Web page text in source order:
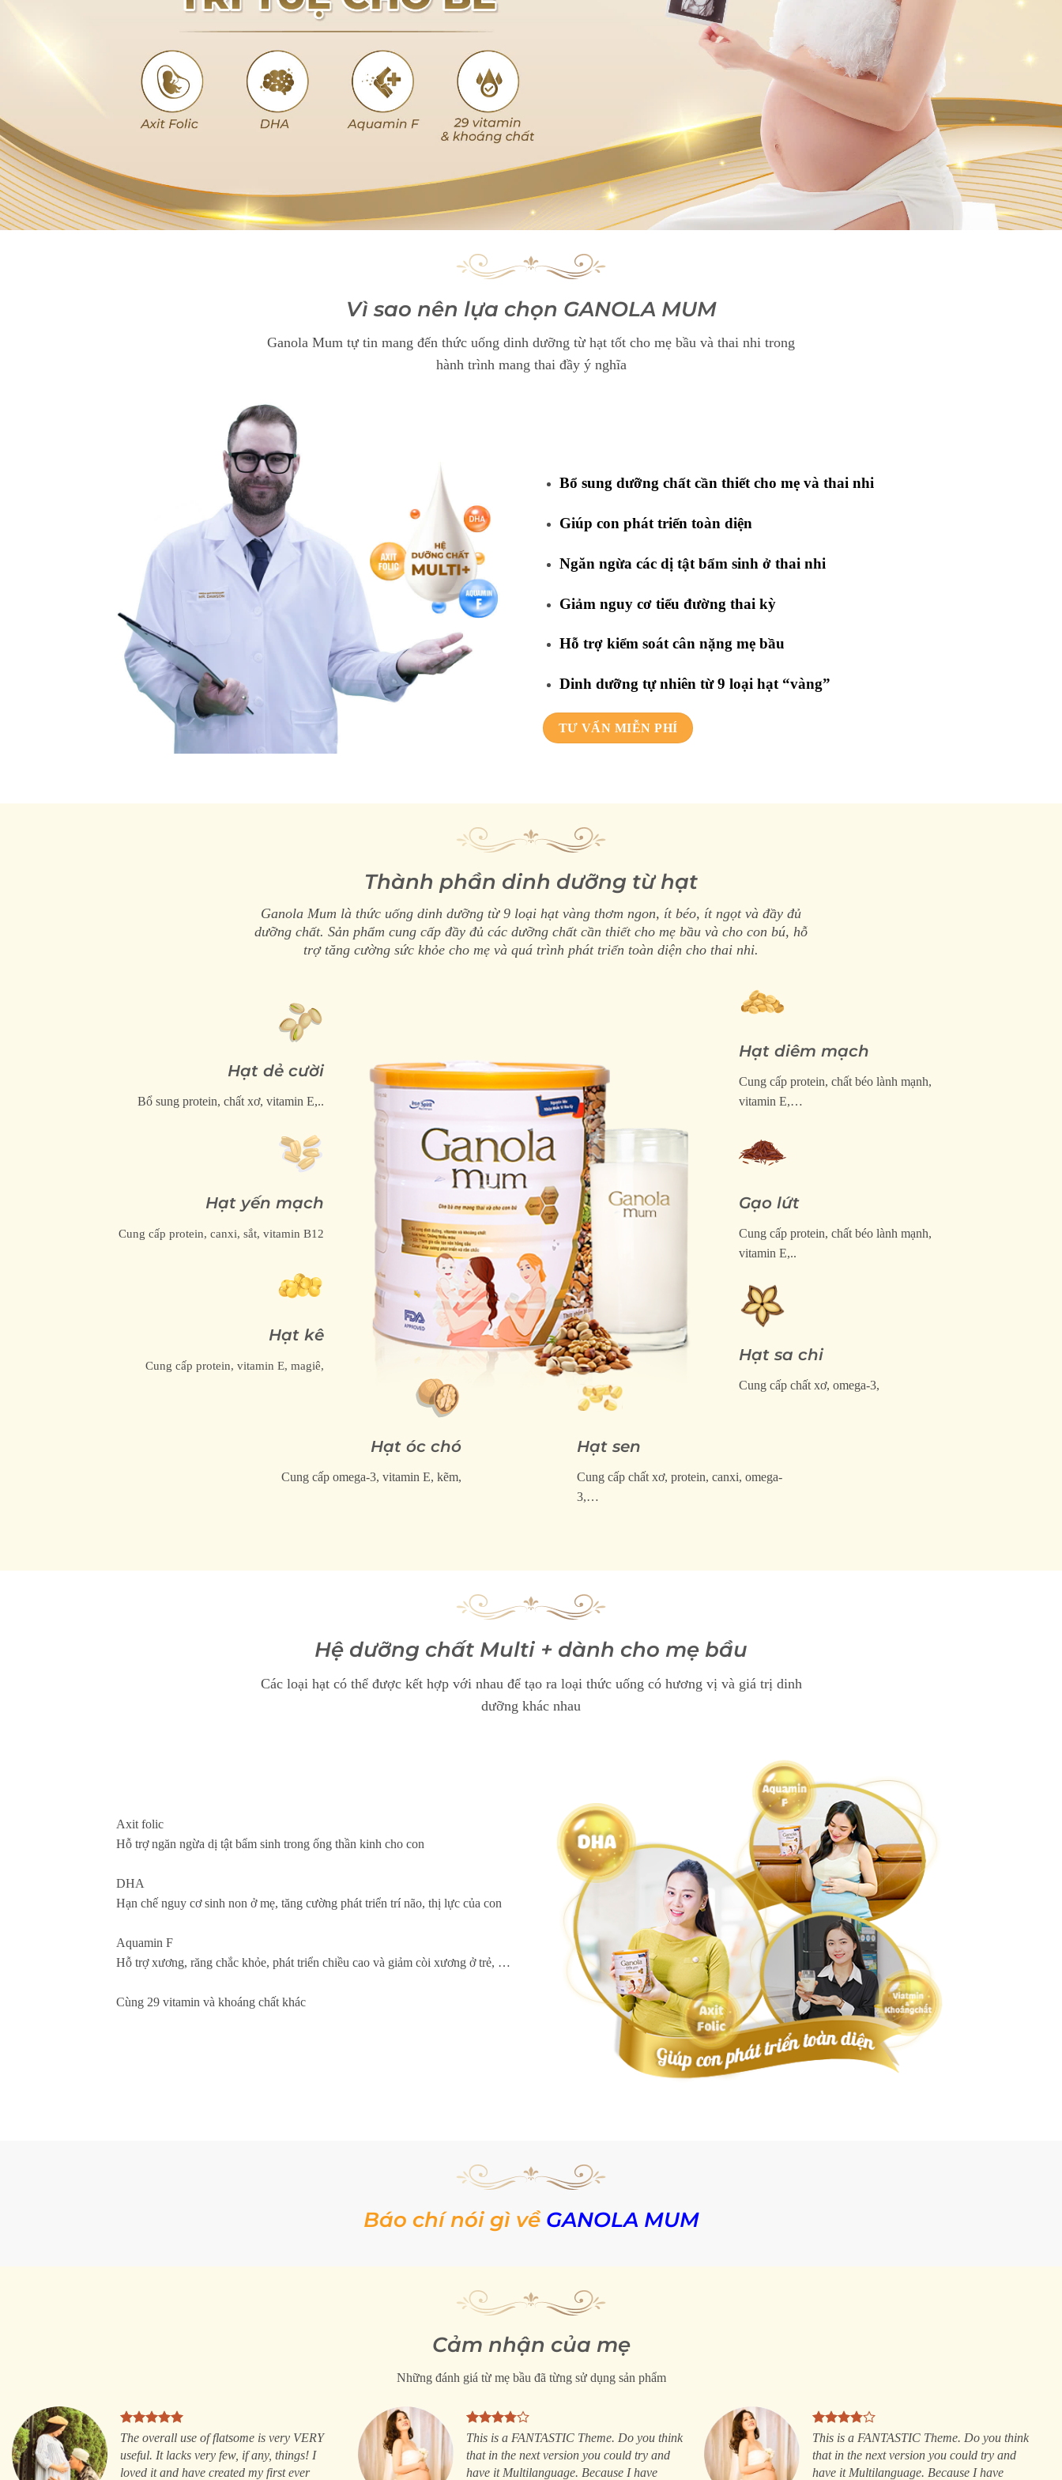
Vì sao nên lựa chọn GANOLA MUM
Ganola Mum tự tin mang đến thức uống dinh dưỡng từ hạt tốt cho mẹ bầu và thai nhi trong
hành trình mang thai đầy ý nghĩa
Bổ sung dưỡng chất cần thiết cho mẹ và thai nhi
Giúp con phát triển toàn diện
Ngăn ngừa các dị tật bẩm sinh ở thai nhi
Giảm nguy cơ tiểu đường thai kỳ
Hỗ trợ kiểm soát cân nặng mẹ bầu
Dinh dưỡng tự nhiên từ 9 loại hạt “vàng”
TƯ VẤN MIỄN PHÍ
Thành phần dinh dưỡng từ hạt
Ganola Mum là thức uống dinh dưỡng từ 9 loại hạt vàng thơm ngon, ít béo, ít ngọt và đầy đủ
dưỡng chất. Sản phẩm cung cấp đầy đủ các dưỡng chất cần thiết cho mẹ bầu và cho con bú, hỗ
trợ tăng cường sức khỏe cho mẹ và quá trình phát triển toàn diện cho thai nhi.
Hạt dẻ cười
Bổ sung protein, chất xơ, vitamin E,..
Hạt yến mạch
Cung cấp protein, canxi, sắt, vitamin B12
Hạt kê
Cung cấp protein, vitamin E, magiê,
Hạt diêm mạch
Cung cấp protein, chất béo lành mạnh,
vitamin E,…
Gạo lứt
Cung cấp protein, chất béo lành mạnh,
vitamin E,..
Hạt sa chi
Cung cấp chất xơ, omega-3,
Hạt óc chó
Cung cấp omega-3, vitamin E, kẽm,
Hạt sen
Cung cấp chất xơ, protein, canxi, omega-
3,…
Hệ dưỡng chất Multi + dành cho mẹ bầu
Các loại hạt có thể được kết hợp với nhau để tạo ra loại thức uống có hương vị và giá trị dinh
dưỡng khác nhau
Axit folic
Hỗ trợ ngăn ngừa dị tật bẩm sinh trong ống thần kinh cho con
DHA
Hạn chế nguy cơ sinh non ở mẹ, tăng cường phát triển trí não, thị lực của con
Aquamin F
Hỗ trợ xương, răng chắc khỏe, phát triển chiều cao và giảm còi xương ở trẻ, …
Cùng 29 vitamin và khoáng chất khác
Báo chí nói gì về GANOLA MUM
Cảm nhận của mẹ
Những đánh giá từ mẹ bầu đã từng sử dụng sản phẩm
The overall use of flatsome is very VERY
useful. It lacks very few, if any, things! I
loved it and have created my first ever
This is a FANTASTIC Theme. Do you think
that in the next version you could try and
have it Multilanguage. Because I have
This is a FANTASTIC Theme. Do you think
that in the next version you could try and
have it Multilanguage. Because I have